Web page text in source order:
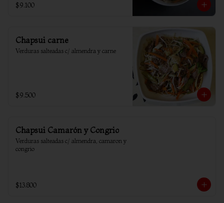
$9.100
Chapsui carne
Verduras salteadas c/ almendra y carne
$9.500
Chapsui Camarón y Congrio
Verduras salteadas c/ almendra, camaron y
congrio
$13.800